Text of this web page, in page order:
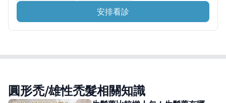
安排看診
圓形禿/雄性禿髮相關知識